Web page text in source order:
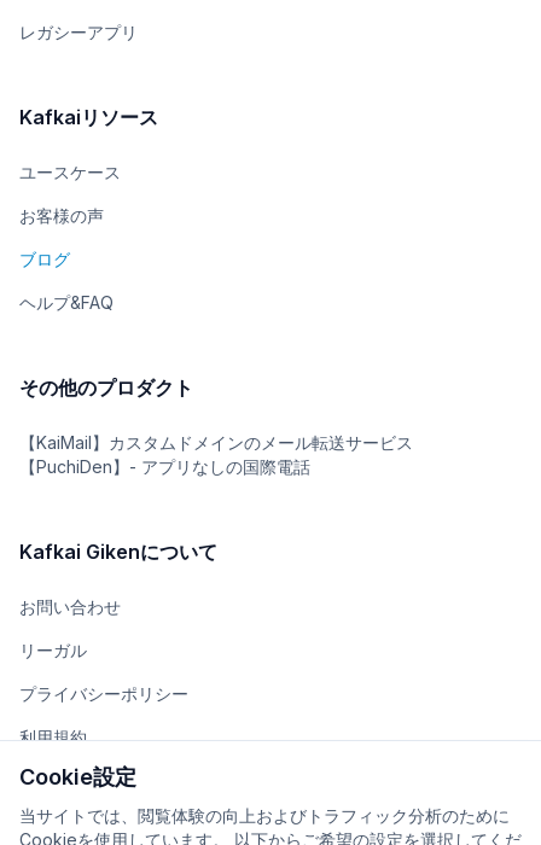
レガシーアプリ
Kafkaiリソース
ユースケース
お客様の声
ブログ
ヘルプ&FAQ
その他のプロダクト
【KaiMail】カスタムドメインのメール転送サービス
【PuchiDen】- アプリなしの国際電話
Kafkai Gikenについて
お問い合わせ
リーガル
プライバシーポリシー
利用規約
チーム
会社概要
Cookie設定
当サイトでは、閲覧体験の向上およびトラフィック分析のために
Cookieを使用しています。 以下からご希望の設定を選択してくだ